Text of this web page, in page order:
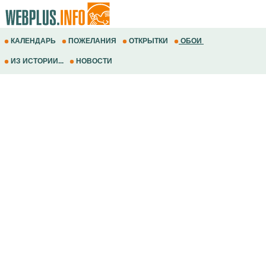
КАЛЕНДАРЬ ПОЖЕЛАНИЯ ОТКРЫТКИ ОБОИ
ИЗ ИСТОРИИ... НОВОСТИ